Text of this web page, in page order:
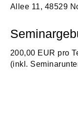
Allee 11, 48529
200,00 EUR pro
(inkl.